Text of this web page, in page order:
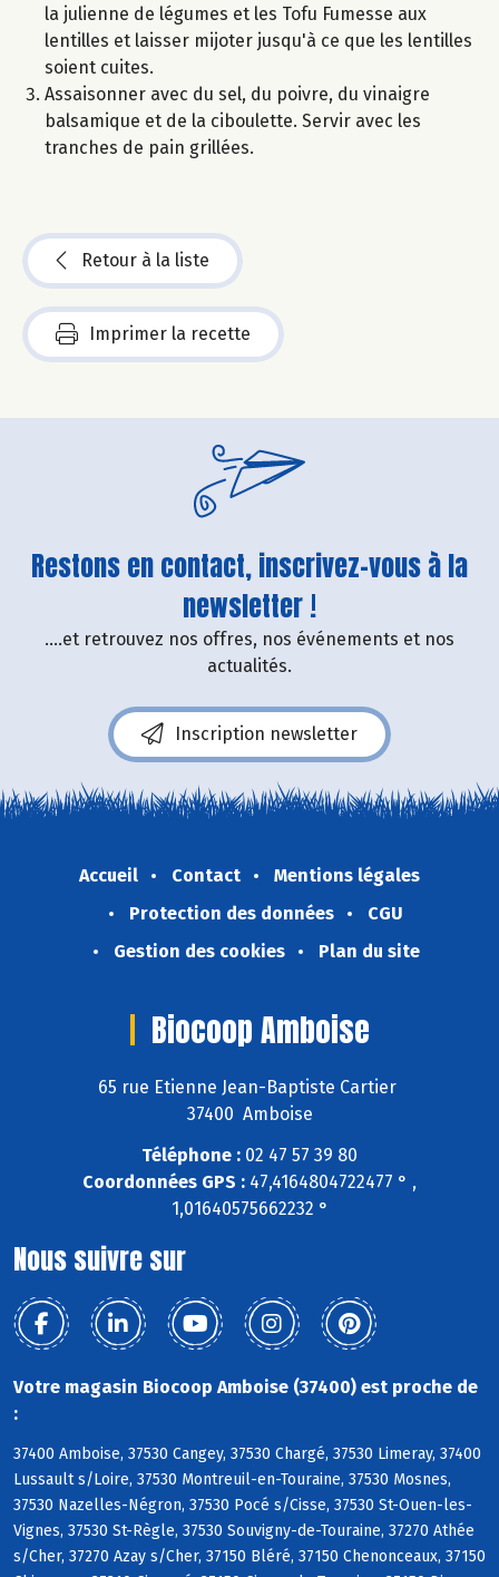
la julienne de légumes et les Tofu Fumesse aux
lentilles et laisser mijoter jusqu'à ce que les lentilles
soient cuites.
Assaisonner avec du sel, du poivre, du vinaigre
balsamique et de la ciboulette. Servir avec les
tranches de pain grillées.
Retour à la liste
Imprimer la recette
Restons en contact, inscrivez-vous à la
newsletter !
....et retrouvez nos offres, nos événements et nos
actualités.
Inscription newsletter
Accueil Contact
Mentions légales
Protection des données
CGU
Gestion des cookies
Plan du site
Biocoop Amboise
65 rue Etienne Jean-Baptiste Cartier
37400 Amboise
Téléphone : 02 47 57 39 80
Coordonnées GPS : 47,4164804722477 ° ,
1,01640575662232 °
Nous suivre sur
Votre magasin Biocoop Amboise (37400) est proche de
:
37400 Amboise, 37530 Cangey, 37530 Chargé, 37530 Limeray, 37400
Lussault s/Loire, 37530 Montreuil-en-Touraine, 37530 Mosnes,
37530 Nazelles-Négron, 37530 Pocé s/Cisse, 37530 St-Ouen-les-
Vignes, 37530 St-Règle, 37530 Souvigny-de-Touraine, 37270 Athée
s/Cher, 37270 Azay s/Cher, 37150 Bléré, 37150 Chenonceaux, 37150